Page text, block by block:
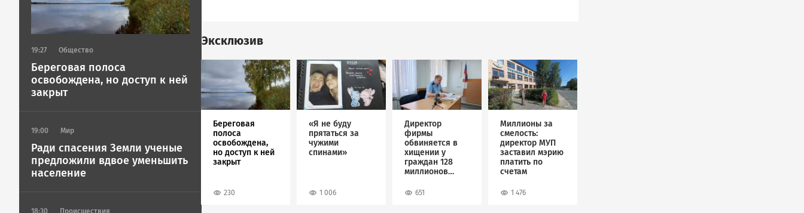
19:27 Общество
Береговая полоса
освобождена, но доступ к ней
закрыт
19:00 Мир
Ради спасения Земли ученые
предложили вдвое уменьшить
население
18:30 Происшествия
Эксклюзив
Береговая
полоса
освобождена,
но доступ к ней
закрыт
230
Image
«Я не буду
прятаться за
чужими
спинами»
1 006
Директор
фирмы
обвиняется в
хищении у
граждан 128
миллионов
651
Image
Миллионы за
смелость:
директор МУП
заставил мэрию
платить по
счетам
1 476